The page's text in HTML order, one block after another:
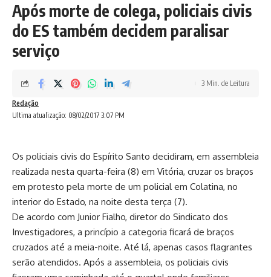
Após morte de colega, policiais civis
do ES também decidem paralisar
serviço
Ultima atualização: 08/02/2017 3:07 PM
Redação
3 Min. de Leitura
Os policiais civis do Espírito Santo decidiram, em assembleia
realizada nesta quarta-feira (8) em Vitória, cruzar os braços
em protesto pela morte de um policial em Colatina, no
interior do Estado, na noite desta terça (7).
De acordo com Junior Fialho, diretor do Sindicato dos
Investigadores, a princípio a categoria ficará de braços
cruzados até a meia-noite. Até lá, apenas casos flagrantes
serão atendidos. Após a assembleia, os policiais civis